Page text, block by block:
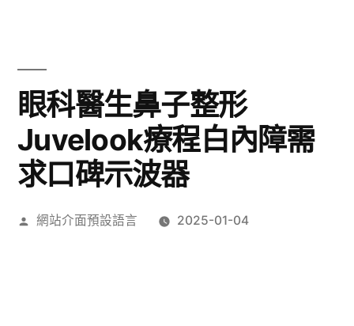
眼科醫生鼻子整形
Juvelook療程白內障需
求口碑示波器
作
網站介面預設語言 2025-01-04